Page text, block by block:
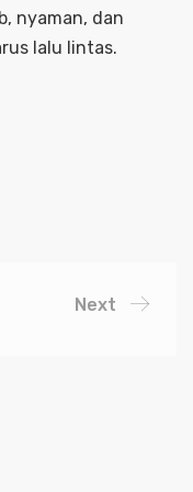
nyaman, dan
lalu lintas.
Next